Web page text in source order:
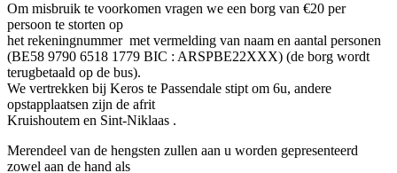
Om misbruik te voorkomen vragen we een borg van €20 per
persoon te storten op
het rekeningnummer met vermelding van naam en aantal personen
(BE58 9790 6518 1779 BIC : ARSPBE22XXX) (de borg wordt
terugbetaald op de bus).
We vertrekken bij Keros te Passendale stipt om 6u, andere
opstapplaatsen zijn de afrit
Kruishoutem en Sint-Niklaas .
Merendeel van de hengsten zullen aan u worden gepresenteerd
zowel aan de hand als